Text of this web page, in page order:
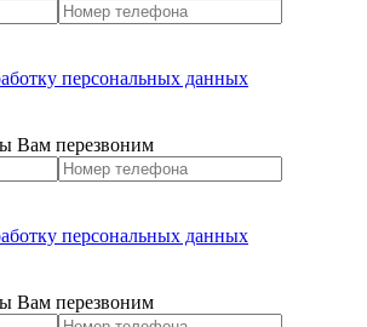
персональных данных
Вам перезвоним
персональных данных
Вам перезвоним